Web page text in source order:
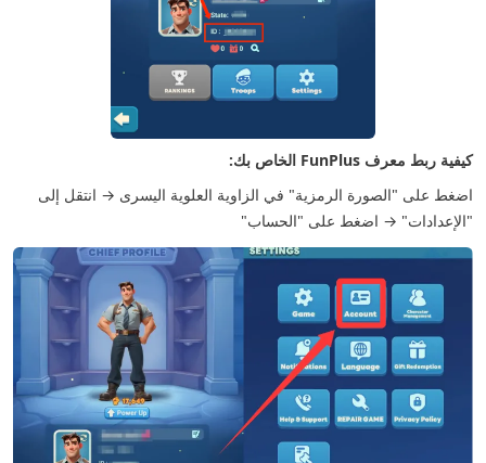
كيفية ربط معرف FunPlus الخاص بك:
اضغط على "الصورة الرمزية" في الزاوية العلوية اليسرى → انتقل إلى
"الإعدادات" → اضغط على "الحساب"